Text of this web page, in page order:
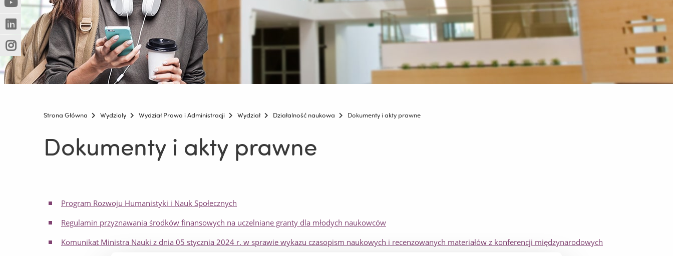
innej
strony)
(Nowe
okno)
(Link
do
innej
strony)
(Nowe
okno)
(Link
do
innej
strony)
(Nowe
okno)
(Link
do
innej
strony)
Strona Główna Wydziały Wydział Prawa i Administracji Wydział Działalność naukowa Dokumenty i akty prawne
Dokumenty i akty prawne
Program Rozwoju Humanistyki i Nauk Społecznych
Regulamin przyznawania środków finansowych na uczelniane granty dla młodych naukowców
Komunikat Ministra Nauki z dnia 05 stycznia 2024 r. w sprawie wykazu czasopism naukowych i recenzowanych materiałów z konferencji międzynarodowych